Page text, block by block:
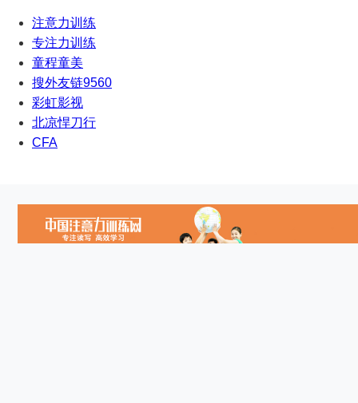
注意力训练
专注力训练
童程童美
搜外友链9560
彩虹影视
北凉悍刀行
CFA